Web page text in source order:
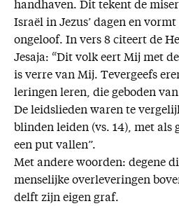
handhaven. Dit tekent de
Israël in Jezus’ dagen en
ongeloof. In vers 8 citeert de
Jesaja: “Dit volk eert Mij met
is verre van Mij. Tevergeefs
leringen leren, die geboden
De leidslieden waren te
blinden leiden (vs. 14), met als
een put vallen”.
Met andere woorden: degene
menselijke overleveringen
delft zijn eigen graf.